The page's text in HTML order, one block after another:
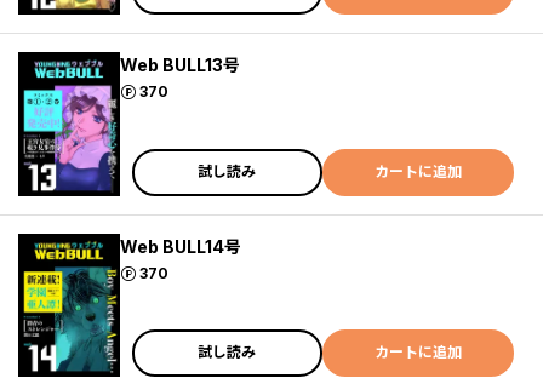
Web BULL13号
370
ポイント
試し読み カートに追加
Web BULL14号
370
ポイント
試し読み カートに追加